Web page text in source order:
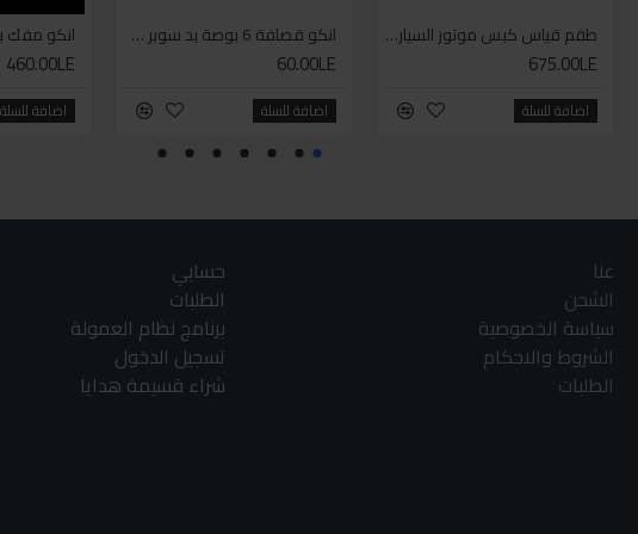
طقم قياس كبس موتور السياره 3 ق
675.00LE
اضافة للسلة
انكو قصافة 6 بوصة يد سوبر وان
60.00LE
اضافة للسلة
انكو مفك
460.00LE
اضافة للسلة
عنا
الشحن
سياسة الخصوصية
الشروط والاحكام
الطلبات
حسابي
الطلبات
برنامج نظام العمولة
تسجيل الدخول
شراء قسيمة هدايا